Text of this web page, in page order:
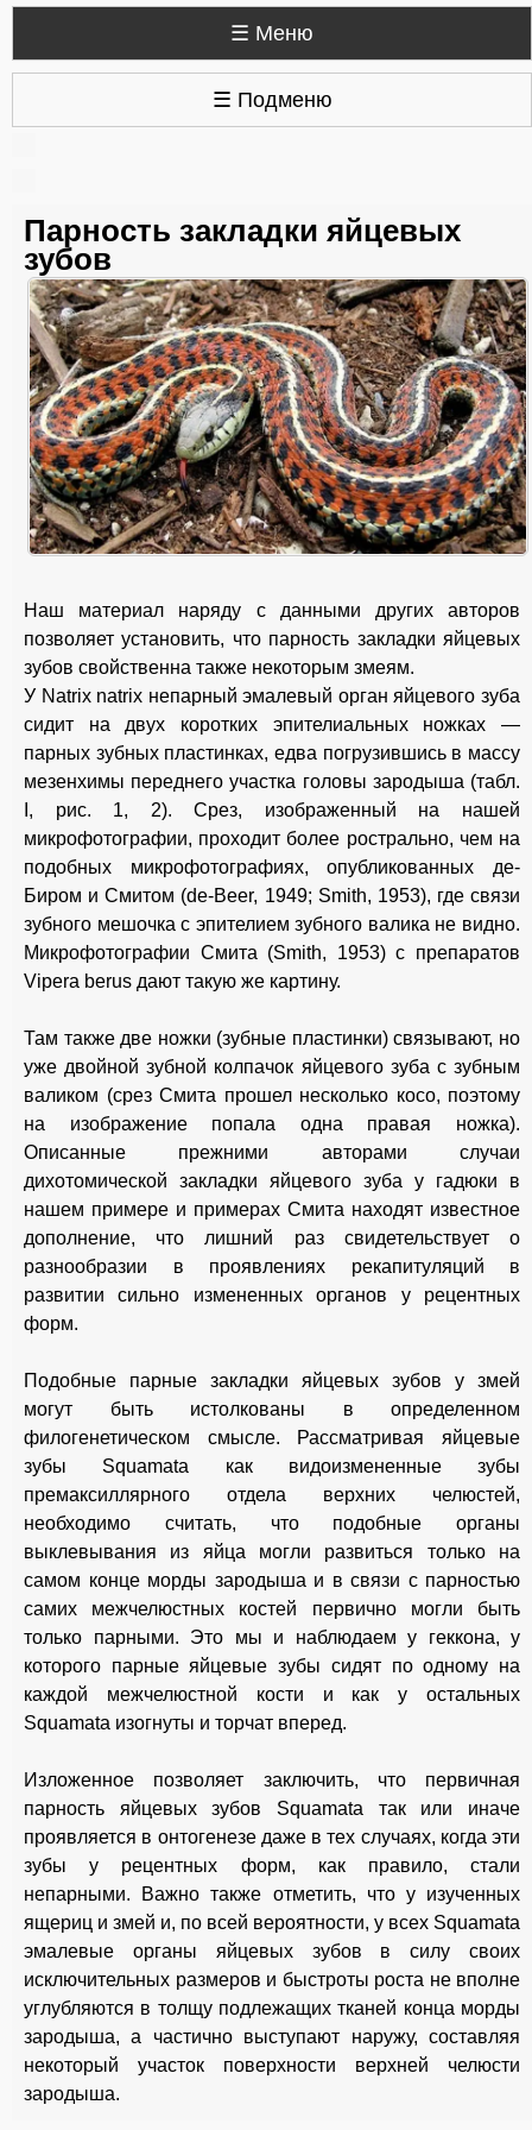
☰ Меню
☰ Подменю
Парность закладки яйцевых
зубов
Наш материал наряду с данными других авторов
позволяет установить, что парность закладки яйцевых
зубов свойственна также некоторым змеям.
У Natrix natrix непарный эмалевый орган яйцевого зуба
сидит на двух коротких эпителиальных ножках —
парных зубных пластинках, едва погрузившись в массу
мезенхимы переднего участка головы зародыша (табл.
I, рис. 1, 2). Срез, изображенный на нашей
микрофотографии, проходит более рострально, чем на
подобных микрофотографиях, опубликованных де-
Биром и Смитом (de-Beer, 1949; Smith, 1953), где связи
зубного мешочка с эпителием зубного валика не видно.
Микрофотографии Смита (Smith, 1953) с препаратов
Vipera berus дают такую же картину.
Там также две ножки (зубные пластинки) связывают, но
уже двойной зубной колпачок яйцевого зуба с зубным
валиком (срез Смита прошел несколько косо, поэтому
на изображение попала одна правая ножка).
Описанные прежними авторами случаи
дихотомической закладки яйцевого зуба у гадюки в
нашем примере и примерах Смита находят известное
дополнение, что лишний раз свидетельствует о
разнообразии в проявлениях рекапитуляций в
развитии сильно измененных органов у рецентных
форм.
Подобные парные закладки яйцевых зубов у змей
могут быть истолкованы в определенном
филогенетическом смысле. Рассматривая яйцевые
зубы Squamata как видоизмененные зубы
премаксиллярного отдела верхних челюстей,
необходимо считать, что подобные органы
выклевывания из яйца могли развиться только на
самом конце морды зародыша и в связи с парностью
самих межчелюстных костей первично могли быть
только парными. Это мы и наблюдаем у геккона, у
которого парные яйцевые зубы сидят по одному на
каждой межчелюстной кости и как у остальных
Squamata изогнуты и торчат вперед.
Изложенное позволяет заключить, что первичная
парность яйцевых зубов Squamata так или иначе
проявляется в онтогенезе даже в тех случаях, когда эти
зубы у рецентных форм, как правило, стали
непарными. Важно также отметить, что у изученных
ящериц и змей и, по всей вероятности, у всех Squamata
эмалевые органы яйцевых зубов в силу своих
исключительных размеров и быстроты роста не вполне
углубляются в толщу подлежащих тканей конца морды
зародыша, а частично выступают наружу, составляя
некоторый участок поверхности верхней челюсти
зародыша.